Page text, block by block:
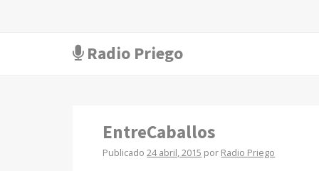
Radio Priego
EntreCaballos
Publicado24 abril, 2015 por Radio Priego